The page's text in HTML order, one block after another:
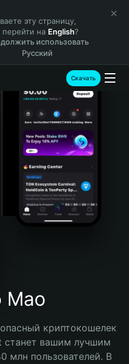
эту страницу,
перейти на English?
использовать
Русский
Скачать
Mao
криптокошелек
станет вашим лучшим
млн пользователей. В